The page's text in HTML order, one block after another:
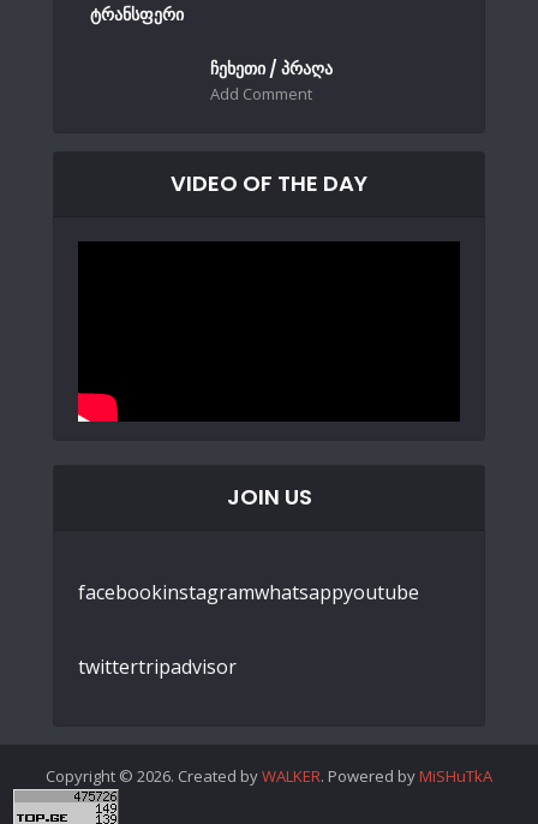
ტრანსფერი
ჩეხეთი / პრაღა
Add Comment
VIDEO OF THE DAY
JOIN US
facebookinstagramwhatsappyoutube
twittertripadvisor
Copyright © 2026. Created byWALKER. Powered byMiSHuTkA